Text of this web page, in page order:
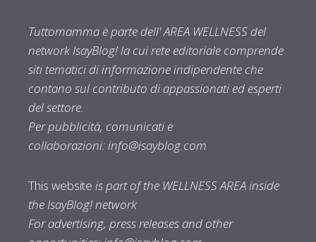
Tuttomamma è parte dell' AREA WELLNESS del
network IsayBlog! la cui rete editoriale comprende
siti tematici di informazione indipendente che
contano sul contributo di appassionati ed esperti
del settore.
Per pubblicità, comunicati e
collaborazioni:info@isayblog.com
This website is part of the WELLNESS AREA inside
the IsayBlog! network
For advertising, press releases and other